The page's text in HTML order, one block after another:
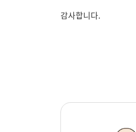
감사합니다.